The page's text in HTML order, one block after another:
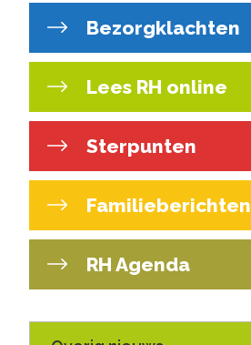
Bezorgklachten
Lees RH online
Sterpunten
Familieberichten
RH Agenda